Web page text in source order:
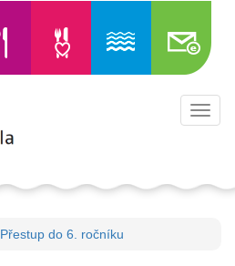
Přestup do 6. ročníku